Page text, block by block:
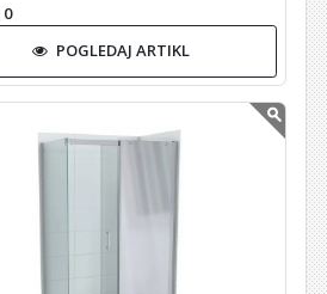
0
POGLEDAJ ARTIKL